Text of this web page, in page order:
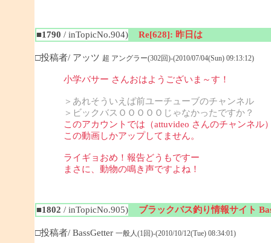
■1790 / inTopicNo.904) Re[628]: 昨日は
□投稿者/ アッツ 超 アングラー(302回)-(2010/07/04(Sun) 09:13:12)
小学バサー さんおはようございま～す！
＞あれそういえば前ユーチューブのチャンネル
＞ビックバスＯＯＯＯＯじゃなかったですか？
このアカウントでは（attuvideo さんのチャンネル
この動画しかアップしてません。
ライギョおめ！報告どうもですー
まさに、動物の鳴き声ですよね！
■1802 / inTopicNo.905) ブラックバス釣り情報サイト
□投稿者/ BassGetter 一般人(1回)-(2010/10/12(Tue) 08:34:01)